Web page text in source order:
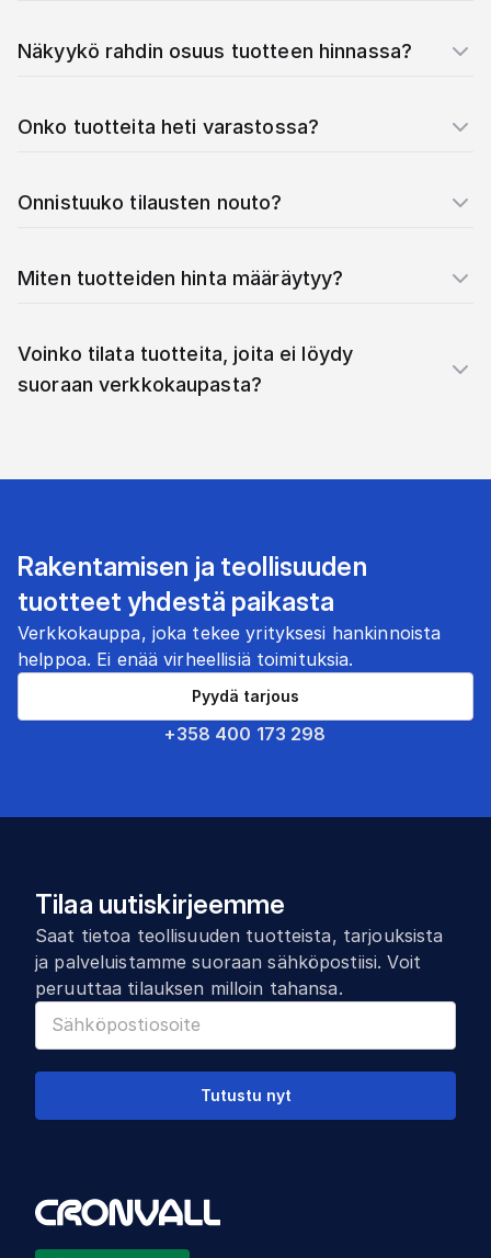
Näkyykö rahdin osuus tuotteen hinnassa?
Onko tuotteita heti varastossa?
Onnistuuko tilausten nouto?
Miten tuotteiden hinta määräytyy?
Voinko tilata tuotteita, joita ei löydy
suoraan verkkokaupasta?
Rakentamisen ja teollisuuden
tuotteet yhdestä paikasta
Verkkokauppa, joka tekee yrityksesi hankinnoista
helppoa. Ei enää virheellisiä toimituksia.
+358 400 173 298
Pyydä tarjous
Tilaa uutiskirjeemme
Saat tietoa teollisuuden tuotteista, tarjouksista
ja palveluistamme suoraan sähköpostiisi. Voit
peruuttaa tilauksen milloin tahansa.
Tutustu nyt